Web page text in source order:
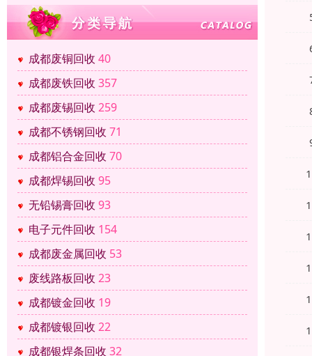
成都废铜回收 40
成都废铁回收 357
成都废锡回收 259
成都不锈钢回收 71
成都铝合金回收 70
成都焊锡回收 95
无铅锡膏回收 93
电子元件回收 154
成都废金属回收 53
废线路板回收 23
成都镀金回收 19
成都镀银回收 22
成都银焊条回收 32